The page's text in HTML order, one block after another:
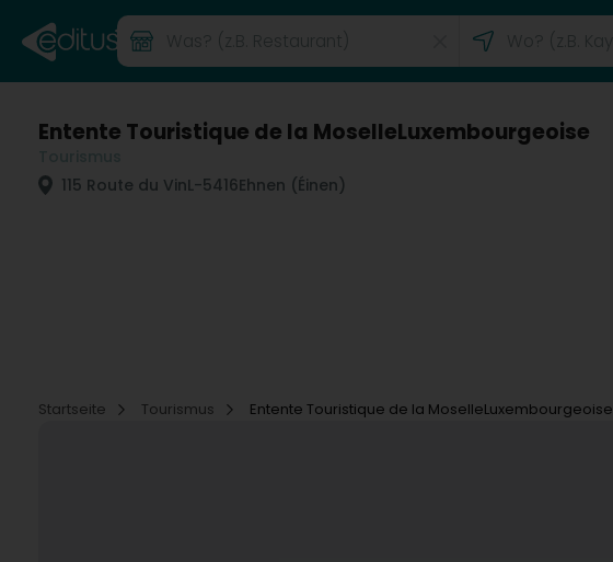
Entente Touristique de la MoselleLuxembourgeoise
115 Route du VinL-5416Ehnen (Éinen)
Startseite
Tourismus Entente Touristique de la MoselleLuxembourgeoise